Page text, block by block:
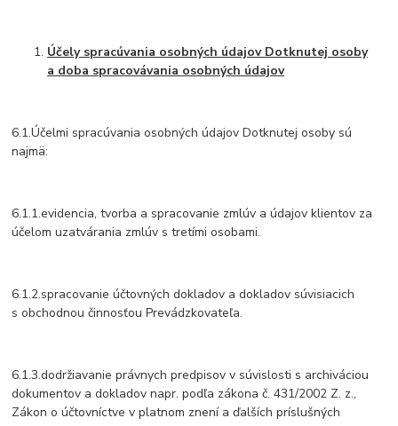
Účely spracúvania osobných údajov Dotknutej osoby
a doba spracovávania osobných údajov
6.1.Účelmi spracúvania osobných údajov Dotknutej osoby sú
najmä:
6.1.1.evidencia, tvorba a spracovanie zmlúv a údajov klientov za
účelom uzatvárania zmlúv s tretími osobami.
6.1.2.spracovanie účtovných dokladov a dokladov súvisiacich
s obchodnou činnosťou Prevádzkovateľa.
6.1.3.dodržiavanie právnych predpisov v súvislosti s archiváciou
dokumentov a dokladov napr. podľa zákona č. 431/2002 Z. z.,
Zákon o účtovníctve v platnom znení a ďalších príslušných